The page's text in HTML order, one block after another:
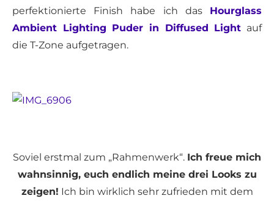
perfektionierte Finish habe ich das Hourglass
Ambient Lighting Puder in Diffused Light auf
die T-Zone aufgetragen.
Soviel erstmal zum „Rahmenwerk“. Ich freue mich
wahnsinnig, euch endlich meine drei Looks zu
zeigen! Ich bin wirklich sehr zufrieden mit dem